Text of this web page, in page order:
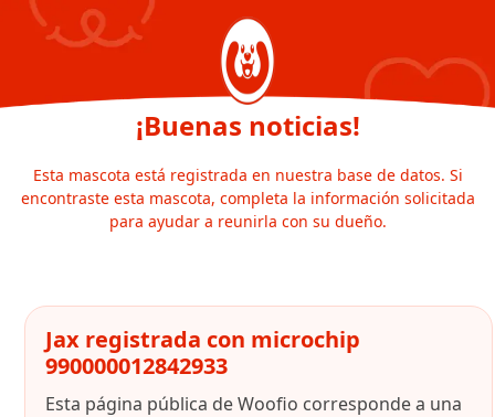
¡Buenas noticias!
Esta mascota está registrada en nuestra base de datos. Si
encontraste esta mascota, completa la información solicitada
para ayudar a reunirla con su dueño.
Jax registrada con microchip
990000012842933
Esta página pública de Woofio corresponde a una